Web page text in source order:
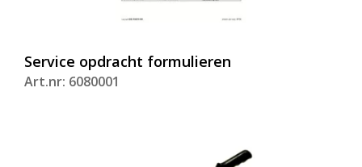
Service opdracht formulieren
Art.nr: 6080001